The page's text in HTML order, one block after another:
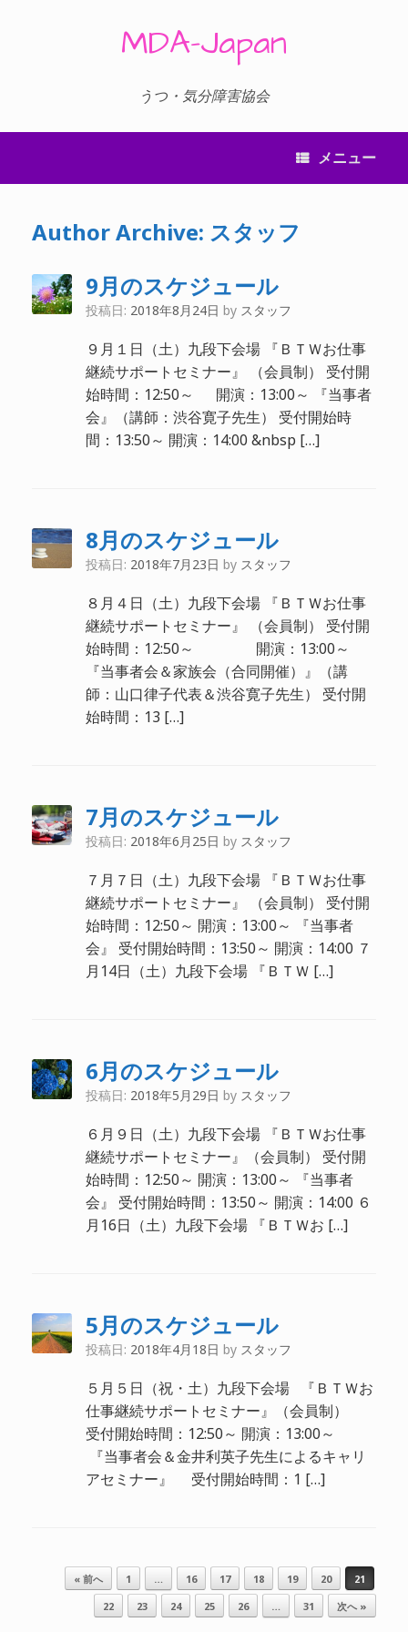
キ
MDA-Japan
うつ・気分障害協会
メニュー
Author Archive: スタッフ
9月のスケジュール
投稿日: 2018年8月24日 by スタッフ
９月１日（土）九段下会場 『ＢＴＷお仕事
継続サポートセミナー』 （会員制） 受付開
始時間：12:50～ 開演：13:00～ 『当事者
会』（講師：渋谷寛子先生） 受付開始時
間：13:50～ 開演：14:00 &nbsp […]
8月のスケジュール
投稿日: 2018年7月23日 by スタッフ
８月４日（土）九段下会場 『ＢＴＷお仕事
継続サポートセミナー』 （会員制） 受付開
始時間：12:50～ 開演：13:00～
『当事者会＆家族会（合同開催）』（講
師：山口律子代表＆渋谷寛子先生） 受付開
始時間：13 […]
7月のスケジュール
投稿日: 2018年6月25日 by スタッフ
７月７日（土）九段下会場 『ＢＴＷお仕事
継続サポートセミナー』 （会員制） 受付開
始時間：12:50～ 開演：13:00～ 『当事者
会』 受付開始時間：13:50～ 開演：14:00 ７
月14日（土）九段下会場 『ＢＴＷ […]
6月のスケジュール
投稿日: 2018年5月29日 by スタッフ
６月９日（土）九段下会場 『ＢＴＷお仕事
継続サポートセミナー』（会員制） 受付開
始時間：12:50～ 開演：13:00～ 『当事者
会』 受付開始時間：13:50～ 開演：14:00 ６
月16日（土）九段下会場 『ＢＴＷお […]
5月のスケジュール
投稿日: 2018年4月18日 by スタッフ
５月５日（祝・土）九段下会場 『ＢＴＷお
仕事継続サポートセミナー』（会員制）
受付開始時間：12:50～ 開演：13:00～
『当事者会＆金井利英子先生によるキャリ
アセミナー』 受付開始時間：1 […]
投稿ナビゲーション
« 前へ 1 … 16 17 18 19 20
21
22
23 24 25 26 … 31 次へ »